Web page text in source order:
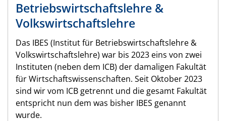
Betriebswirtschaftslehre &
Volkswirtschaftslehre
Das IBES (Institut für Betriebswirtschaftslehre &
Volkswirtschaftslehre) war bis 2023 eins von zwei
Instituten (neben dem ICB) der damaligen Fakultät
für Wirtschaftswissenschaften. Seit Oktober 2023
sind wir vom ICB getrennt und die gesamt Fakultät
entspricht nun dem was bisher IBES genannt
wurde.